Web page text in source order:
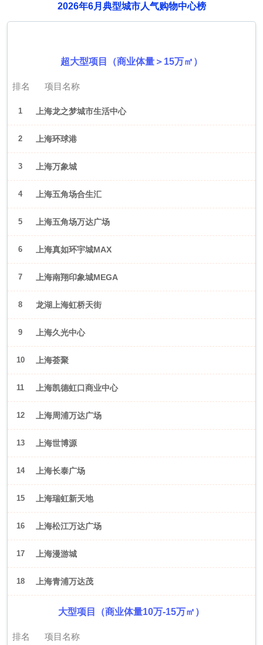
2026年6月典型城市人气购物中心榜
超大型项目（商业体量＞15万㎡）
排名 项目名称
1 上海龙之梦城市生活中心
2 上海环球港
3 上海万象城
4 上海五角场合生汇
5 上海五角场万达广场
6 上海真如环宇城MAX
7 上海南翔印象城MEGA
8 龙湖上海虹桥天街
9 上海久光中心
10 上海荟聚
11 上海凯德虹口商业中心
12 上海周浦万达广场
13 上海世博源
14 上海长泰广场
15 上海瑞虹新天地
16 上海松江万达广场
17 上海漫游城
18 上海青浦万达茂
大型项目（商业体量10万-15万㎡）
排名 项目名称